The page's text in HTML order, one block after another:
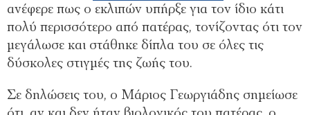
ανέφερε πως ο εκλιπών υπήρξε για τον ίδιο κάτι
πολύ περισσότερο από πατέρας, τονίζοντας ότι τον
μεγάλωσε και στάθηκε δίπλα του σε όλες τις
δύσκολες στιγμές της ζωής του.
Σε δηλώσεις του, ο Μάριος Γεωργιάδης σημείωσε